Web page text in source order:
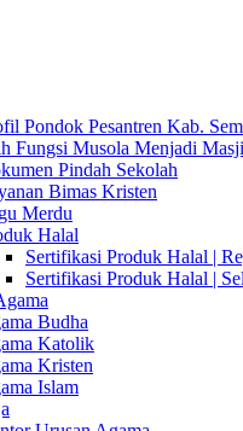
Pondok Pesantren Kab.
Fungsi Musola Menjadi
Pindah Sekolah
Bimas Kristen
Merdu
Halal
Sertifikasi Produk Halal |
Sertifikasi Produk Halal |
Budha
Katolik
Kristen
Islam